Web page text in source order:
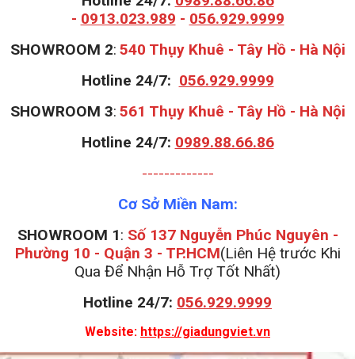
- 0913.023.989 - 056.929.9999
SHOWROOM 2: 540 Thụy Khuê - Tây Hồ - Hà Nội
Hotline 24/7: 056.929.9999
SHOWROOM 3: 561 Thụy Khuê - Tây Hồ - Hà Nội
Hotline 24/7: 0989.88.66.86
-------------
Cơ Sở Miền Nam:
SHOWROOM 1: Số 137 Nguyễn Phúc Nguyên -
Phường 10 - Quận 3 - TP.HCM(Liên Hệ trước Khi
Qua Để Nhận Hỗ Trợ Tốt Nhất)
Hotline 24/7: 056.929.9999
Website: https://giadungviet.vn